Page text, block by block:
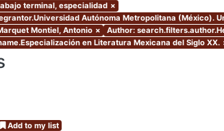
terminal, especialidad ×
Autónoma Metropolitana (México).
Montiel, Antonio × Author:
en Literatura Mexicana del Siglo XX.
Add to my list